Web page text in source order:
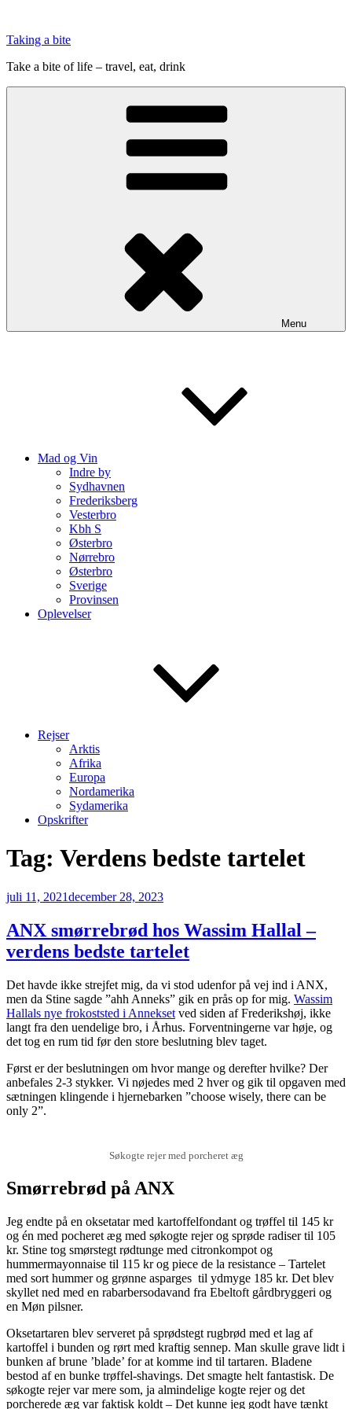
indhold
Taking a bite
Take a bite of life – travel, eat, drink
Menu
Mad og Vin
Indre by
Sydhavnen
Frederiksberg
Vesterbro
Kbh S
Østerbro
Nørrebro
Østerbro
Sverige
Provinsen
Oplevelser
Rejser
Arktis
Afrika
Europa
Nordamerika
Sydamerika
Opskrifter
Tag: Verdens bedste tartelet
Udgivet
juli 11, 2021december 28, 2023
ANX smørrebrød hos Wassim Hallal –
verdens bedste tartelet
Det havde ikke strejfet mig, da vi stod udenfor på vej ind i ANX,
men da Stine sagde ”ahh Anneks” gik en prås op for mig. Wassim
Hallals nye frokoststed i Annekset ved siden af Frederikshøj, ikke
langt fra den uendelige bro, i Århus. Forventningerne var høje, og
det tog en rum tid før den store beslutning blev taget.
Først er der beslutningen om hvor mange og derefter hvilke? Der
anbefales 2-3 stykker. Vi nøjedes med 2 hver og gik til opgaven med
sætningen klingende i hjernebarken ”choose wisely, there can be
only 2”.
Søkogte rejer med porcheret æg
Smørrebrød på ANX
Jeg endte på en oksetatar med kartoffelfondant og trøffel til 145 kr
og én med pocheret æg med søkogte rejer og sprøde radiser til 105
kr. Stine tog smørstegt rødtunge med citronkompot og
hummermayonnaise til 115 kr og piece de la resistance – Tartelet
med sort hummer og grønne asparges til ydmyge 185 kr. Det blev
skyllet ned med en rabarbersodavand fra Ebeltoft gårdbryggeri og
en Møn pilsner.
Oksetartaren blev serveret på sprødstegt rugbrød med et lag af
kartoffel i bunden og rørt med kraftig sennep. Man skulle grave lidt i
bunken af brune ’blade’ for at komme ind til tartaren. Bladene
bestod af en bunke trøffel-shavings. Det smagte helt fantastisk. De
søkogte rejer var mere som, ja almindelige kogte rejer og det
porcherede æg var faktisk koldt – Det kunne jeg godt have tænkt